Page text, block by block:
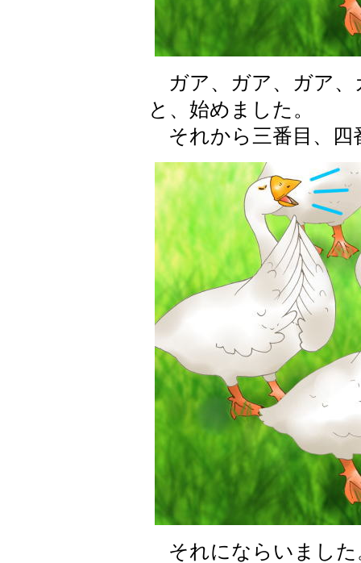
ガア、ガア、ガア、
と、始めました。
それから三番目、四
それにならいました